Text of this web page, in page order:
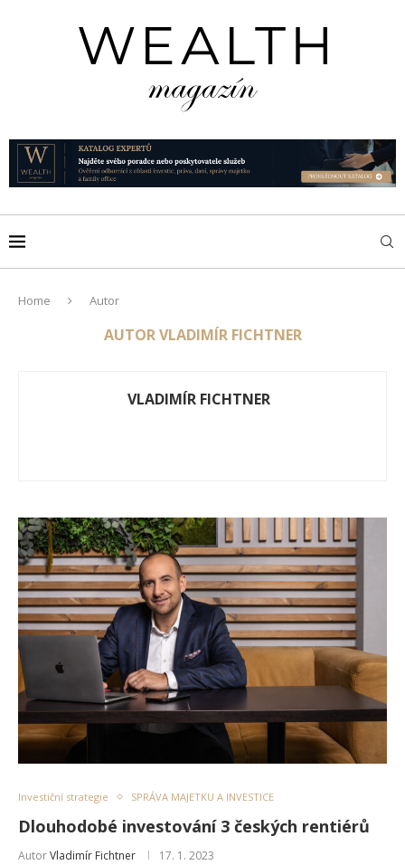
Home Autor
AUTORVLADIMÍR FICHTNER
VLADIMÍR FICHTNER
Investiční strategie SPRÁVA MAJETKU A INVESTICE
Dlouhodobé investování 3 českých rentiérů
AutorVladimír Fichtner 17. 1. 2023